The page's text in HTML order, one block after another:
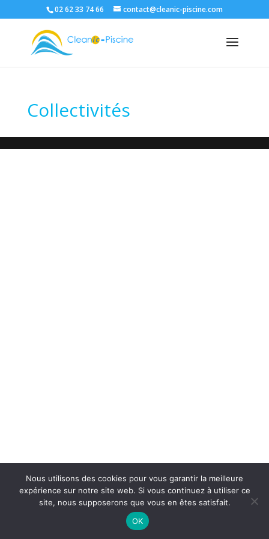
02 62 33 74 66 contact@cleanic-piscine.com
Collectivités
Nous utilisons des cookies pour vous garantir la meilleure
expérience sur notre site web. Si vous continuez à utiliser ce
site, nous supposerons que vous en êtes satisfait.
OK